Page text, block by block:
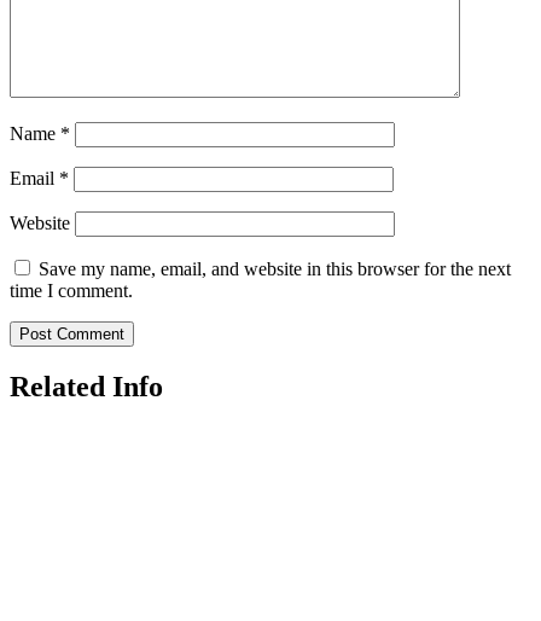
Name *
Email *
Website
Save my name, email, and website in this browser for the next
time I comment.
Related Info